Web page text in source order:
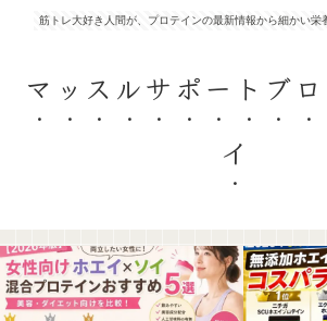
筋トレ大好き人間が、プロテインの最新情報から細かい栄養
マッスルサポートブ
イ